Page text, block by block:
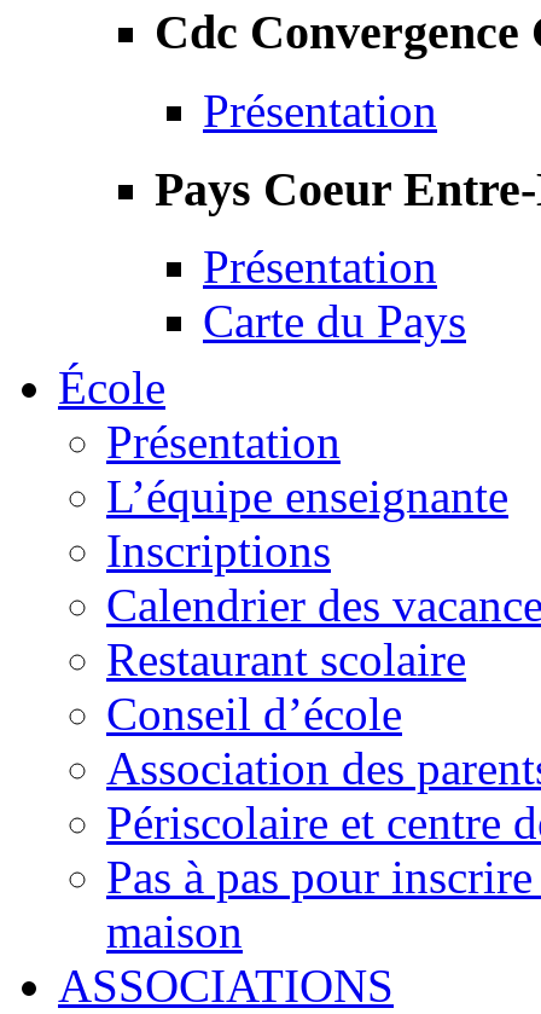
Cdc Convergence
Présentation
Pays Coeur
Présentation
Carte du Pays
École
Présentation
L’équipe enseignante
Inscriptions
Calendrier des
Restaurant scolaire
Conseil d’école
Association des
Périscolaire et centre
Pas à pas pour
maison
ASSOCIATIONS